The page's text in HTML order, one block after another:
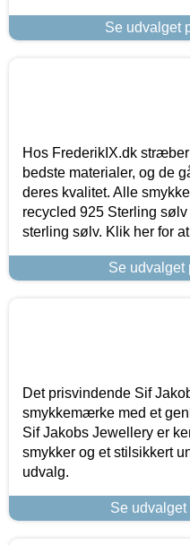
Se udvalget
Hos FrederikIX.dk
bedste materialer, og de
deres kvalitet. Alle
recycled 925 Sterling
sterling sølv. Klik her for
Se udvalget
Det prisvindende Sif
smykkemærke med et
Sif Jakobs Jewellery er
smykker og et stilsikkert
udvalg.
Se